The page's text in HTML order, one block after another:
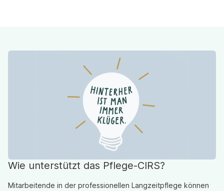
Wozu dient das Pflege-CIRS?
Das Pflege-CIRS ist ein Fachangebot. CIRS steht für „Critical
Incident Reporting System“. Dies sind allgemein Berichts-
und Lerninstrumente zur Risikoreduktion und
Fehlerprävention in sicherheitskritischen Bereichen. Das
Pflege-CIRS überträgt dies auf die professionelle
Langzeitpflege, um dort Pflegesicherheit,
Qualitätsentwicklung und eine positive Sicherheitskultur zu
fördern.
Wie unterstützt das Pflege-CIRS?
Mitarbeitende in der professionellen Langzeitpflege können